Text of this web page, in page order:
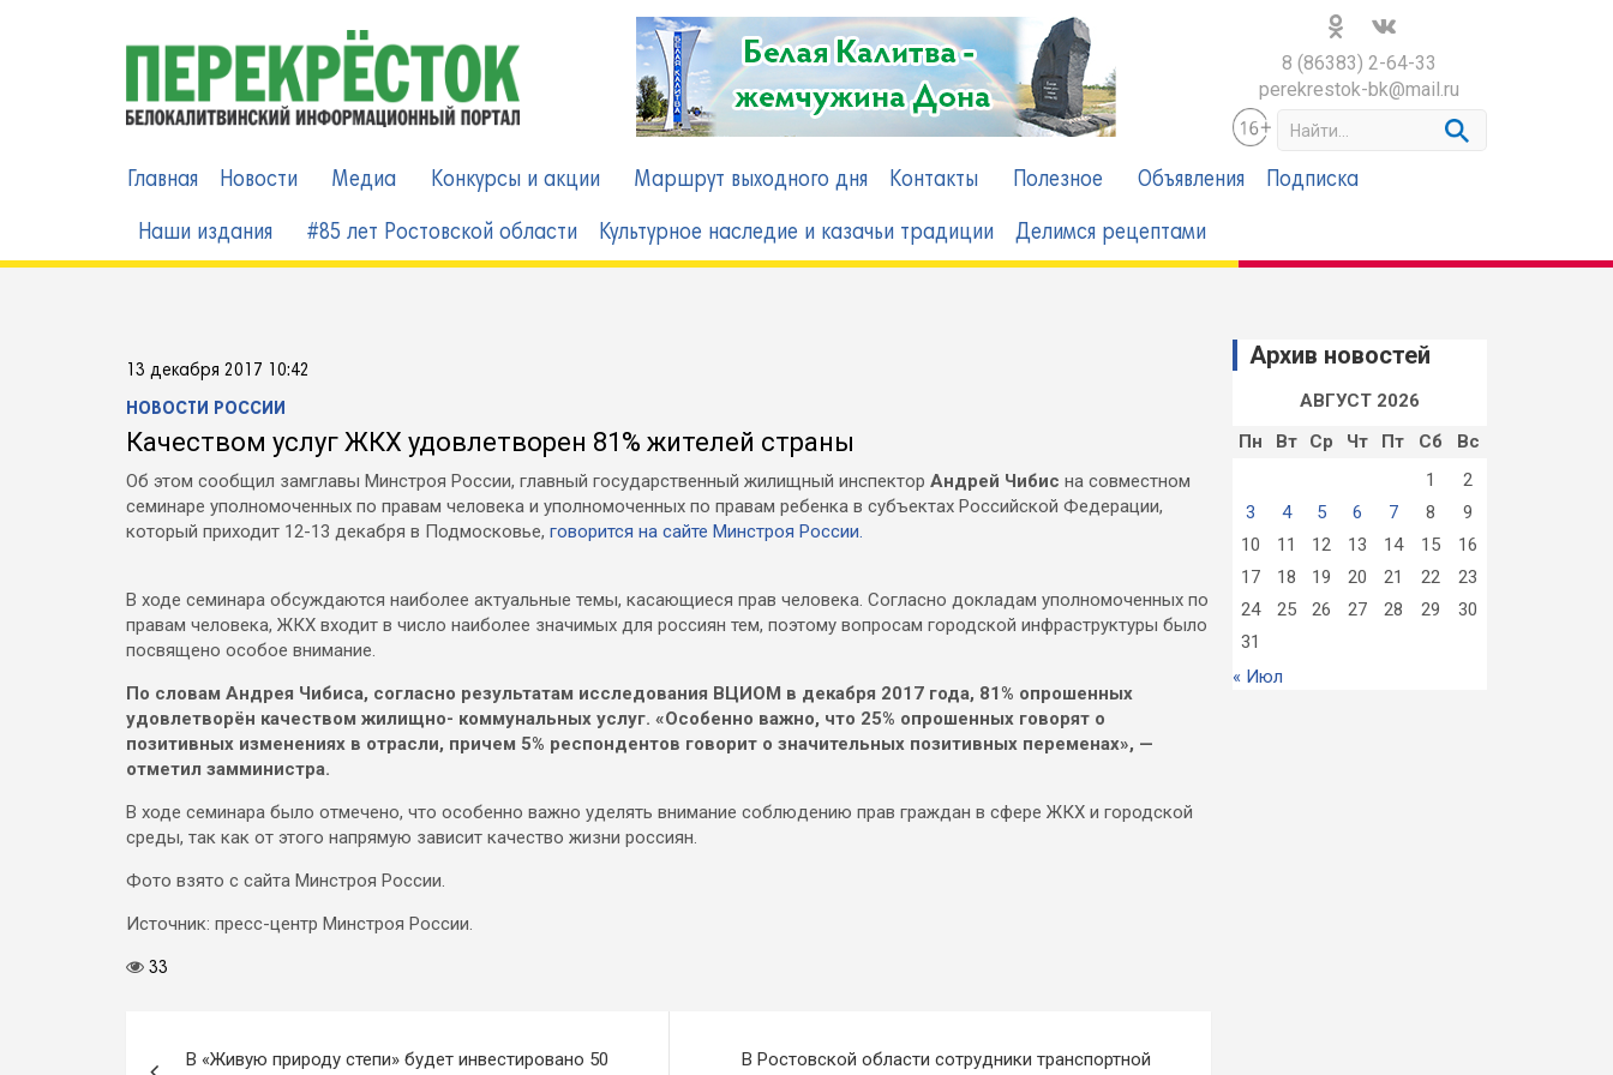
8 (86383) 2-64-33
perekrestok-bk@mail.ru
a
Главная Новости Медиа Конкурсы и акции Маршрут выходного дня Контакты Полезное Объявления Подписка
Наши издания #85 лет Ростовской области Культурное наследие и казачьи традиции Делимся рецептами
13 декабря 2017 10:42
НОВОСТИ РОССИИ
Качеством услуг ЖКХ удовлетворен 81% жителей страны
Об этом сообщил замглавы Минстроя России, главный государственный жилищный инспектор Андрей Чибис на совместном
семинаре уполномоченных по правам человека и уполномоченных по правам ребенка в субъектах Российской Федерации,
который приходит 12-13 декабря в Подмосковье, говорится на сайте Минстроя России.
В ходе семинара обсуждаются наиболее актуальные темы, касающиеся прав человека. Согласно докладам уполномоченных по
посвящено особое внимание.
По словам Андрея Чибиса, согласно результатам исследования ВЦИОМ в декабря 2017 года, 81% опрошенных
удовлетворён качеством жилищно- коммунальных услуг. «Особенно важно, что 25% опрошенных говорят о
отметил замминистра.
среды, так как от этого напрямую зависит качество жизни россиян.
Фото взято с сайта Минстроя России.
Источник: пресс-центр Минстроя России.
Архив новостей
АВГУСТ 2026
Пн
Вт Ср Чт Пт Сб
Вс
1
2
3
4 5 6 7 8
9
10
11 12 13 14 15
16
17
18 19 20 21 22
23
24
25 26 27 28 29
30
31
« Июл